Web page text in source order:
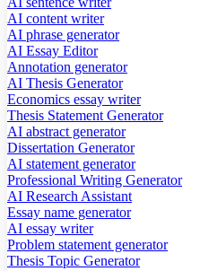
AI content writer
AI phrase generator
AI Essay Editor
Annotation generator
AI Thesis Generator
Economics essay writer
Thesis Statement Generator
AI abstract generator
Dissertation Generator
AI statement generator
Professional Writing Generator
AI Research Assistant
Essay name generator
AI essay writer
Problem statement generator
Thesis Topic Generator